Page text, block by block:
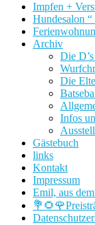
Impfen +
Hundesalon “
Archiv
Die
Die
Infos
Gästebuch
links
Kontakt
Impressum
Emil, aus